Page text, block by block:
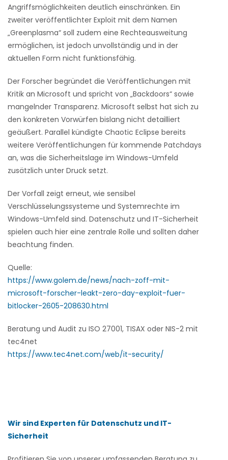
Angriffsmöglichkeiten deutlich einschränken. Ein
zweiter veröffentlichter Exploit mit dem Namen
„Greenplasma“ soll zudem eine Rechteausweitung
ermöglichen, ist jedoch unvollständig und in der
aktuellen Form nicht funktionsfähig.
Der Forscher begründet die Veröffentlichungen mit
Kritik an Microsoft und spricht von „Backdoors“ sowie
mangelnder Transparenz. Microsoft selbst hat sich zu
den konkreten Vorwürfen bislang nicht detailliert
geäußert. Parallel kündigte Chaotic Eclipse bereits
weitere Veröffentlichungen für kommende Patchdays
an, was die Sicherheitslage im Windows-Umfeld
zusätzlich unter Druck setzt.
Der Vorfall zeigt erneut, wie sensibel
Verschlüsselungssysteme und Systemrechte im
Windows-Umfeld sind. Datenschutz und IT-Sicherheit
spielen auch hier eine zentrale Rolle und sollten daher
beachtung finden.
Quelle:
https://www.golem.de/news/nach-zoff-mit-
microsoft-forscher-leakt-zero-day-exploit-fuer-
bitlocker-2605-208630.html
Beratung und Audit zu ISO 27001, TISAX oder NIS-2 mit
tec4net
https://www.tec4net.com/web/it-security/
Wir sind Experten für Datenschutz und IT-
Sicherheit